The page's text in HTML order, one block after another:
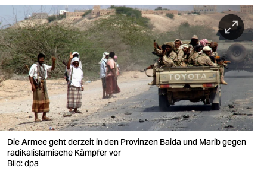
berlin
nord
wahrheit
verlag
verlag
veranstaltungen
shop
Die Armee geht derzeit in den Provinzen Baida und Marib gegen
radikalislamische Kämpfer vor
Bild: dpa